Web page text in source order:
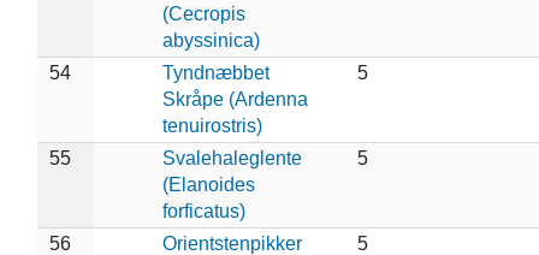
(Cecropis
abyssinica)
54
Tyndnæbbet
Skråpe (Ardenna
tenuirostris)
5
55
Svalehaleglente
(Elanoides
forficatus)
5
56
Orientstenpikker
5